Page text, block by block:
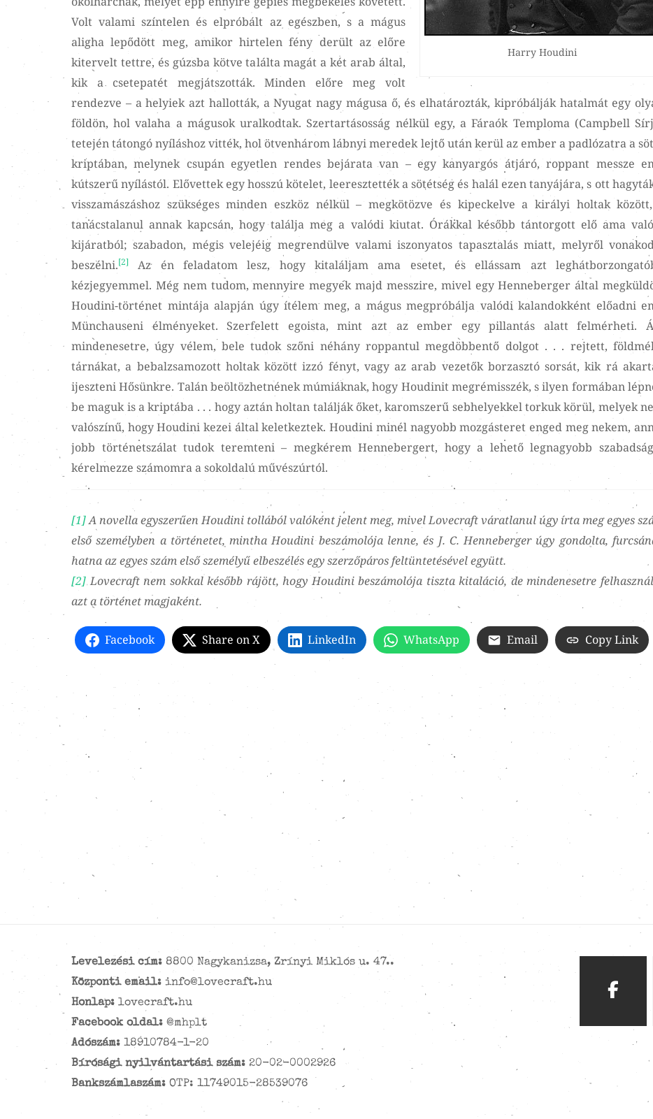
Harry Houdini
Volt valami színtelen és elpróbált az egészben, s a mágus
aligha lepődött meg, amikor hirtelen fény derült az előre
kitervelt tettre, és gúzsba kötve találta magát a két arab által,
kik a csetepatét megjátszották. Minden előre meg volt
rendezve – a helyiek azt hallották, a Nyugat nagy mágusa ő, és elhatározták, kipróbálják hatalmát egy
földön, hol valaha a mágusok uralkodtak. Szertartásosság nélkül egy, a Fáraók Temploma (Campbell
tetején tátongó nyíláshoz vitték, hol ötvenhárom lábnyi meredek lejtő után kerül az ember a padlózatra a
kriptában, melynek csupán egyetlen rendes bejárata van – egy kanyargós átjáró, roppant messze
kútszerű nyílástól. Elővettek egy hosszú kötelet, leeresztették a sötétség és halál ezen tanyájára, s ott
visszamászáshoz szükséges minden eszköz nélkül – megkötözve és kipeckelve a királyi holtak
tanácstalanul annak kapcsán, hogy találja meg a valódi kiutat. Órákkal később tántorgott elő ama
kijáratból; szabadon, mégis velejéig megrendülve valami iszonyatos tapasztalás miatt, melyről
beszélni.[2]
Az én feladatom lesz, hogy kitaláljam ama esetet, és ellássam azt
kézjegyemmel. Még nem tudom, mennyire megyek majd messzire, mivel egy Henneberger által
Houdini-történet mintája alapján úgy ítélem meg, a mágus megpróbálja valódi kalandokként előadni
Münchauseni élményeket. Szerfelett egoista, mint azt az ember egy pillantás alatt felmérheti.
mindenesetre, úgy vélem, bele tudok szőni néhány roppantul megdöbbentő dolgot . . . rejtett,
tárnákat, a bebalzsamozott holtak között izzó fényt, vagy az arab vezetők borzasztó sorsát, kik rá
ijeszteni Hősünkre. Talán beöltözhetnének múmiáknak, hogy Houdinit megrémisszék, s ilyen formában
be maguk is a kriptába . . . hogy aztán holtan találják őket, karomszerű sebhelyekkel torkuk körül, melyek
valószínű, hogy Houdini kezei által keletkeztek. Houdini minél nagyobb mozgásteret enged meg nekem,
jobb történetszálat tudok teremteni – megkérem Hennebergert, hogy a lehető legnagyobb
kérelmezze számomra a sokoldalú művészúrtól.
[1]A novella egyszerűen Houdini tollából valóként jelent meg, mivel Lovecraft váratlanul úgy írta meg egyes
első személyben a történetet, mintha Houdini beszámolója lenne, és J. C. Henneberger úgy gondolta,
hatna az egyes szám első személyű elbeszélés egy szerzőpáros feltüntetésével együtt.
[2]Lovecraft nem sokkal később rájött, hogy Houdini beszámolója tiszta kitaláció, de mindenesetre
azt a történet magjaként.
Facebook Share on X LinkedIn WhatsApp Email Copy Link
Levelezési cím: 8800 Nagykanizsa, Zrínyi Miklós u. 47..
Központi email: info@lovecraft.hu
Honlap: lovecraft.hu
Facebook oldal: @mhplt
Adószám: 18910784-1-20
Bírósági nyilvántartási szám: 20-02-0002926
Bankszámlaszám: OTP: 11749015-28539076